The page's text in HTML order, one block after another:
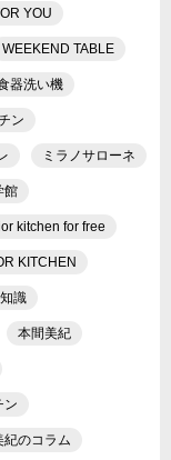
YOU
WEEKEND TABLE
器洗い機
ン
ミラノサローネ
館
kitchen for free
KITCHEN
識
本間美紀
ン
紀のコラム